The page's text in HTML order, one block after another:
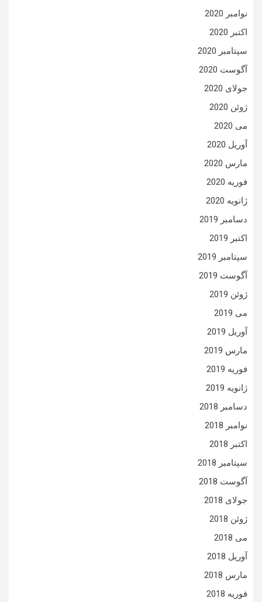
نوامبر 2020
اکتبر 2020
سپتامبر 2020
آگوست 2020
جولای 2020
ژوئن 2020
می 2020
آوریل 2020
مارس 2020
فوریه 2020
ژانویه 2020
دسامبر 2019
اکتبر 2019
سپتامبر 2019
آگوست 2019
ژوئن 2019
می 2019
آوریل 2019
مارس 2019
فوریه 2019
ژانویه 2019
دسامبر 2018
نوامبر 2018
اکتبر 2018
سپتامبر 2018
آگوست 2018
جولای 2018
ژوئن 2018
می 2018
آوریل 2018
مارس 2018
فوریه 2018